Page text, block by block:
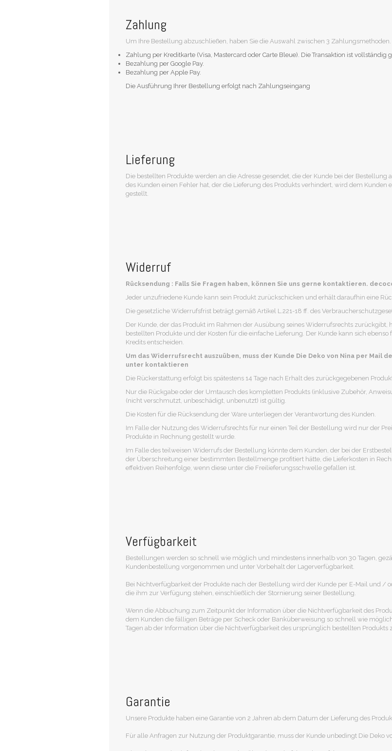
Zahlung
Um Ihre Bestellung abzuschließen, haben Sie die Auswahl zwischen 3 Zahlungsmethoden.
Zahlung per Kreditkarte (Visa, Mastercard oder Carte Bleue). Die Transaktion ist vollständig
Bezahlung per Google Pay.
Bezahlung per Apple Pay.
Die Ausführung Ihrer Bestellung erfolgt nach Zahlungseingang
Lieferung
Die bestellten Produkte werden an die Adresse gesendet, die der Kunde bei der Bestellung
des Kunden einen Fehler hat, der die Lieferung des Produkts verhindert, wird dem Kunden
gestellt.
Widerruf
Rücksendung : Falls Sie Fragen haben, können Sie uns gerne kontaktieren.
Jeder unzufriedene Kunde kann sein Produkt zurückschicken und erhält daraufhin eine
Die gesetzliche Widerrufsfrist beträgt gemäß Artikel L.221-18 ff. des
Der Kunde, der das Produkt im Rahmen der Ausübung seines Widerrufsrechts zurückgibt,
bestellten Produkte und der Kosten für die einfache Lieferung. Der Kunde kann sich
Kredits entscheiden.
Um das Widerrufsrecht auszuüben, muss der Kunde Die Deko von Nina per Mail
unter kontaktieren
Die Rückerstattung erfolgt bis spätestens 14 Tage nach Erhalt des zurückgegebenen
Nur die Rückgabe oder der Umtausch des kompletten Produkts (inklusive Zubehör,
(nicht verschmutzt, unbeschädigt, unbenutzt) ist gültig.
Die Kosten für die Rücksendung der Ware unterliegen der Verantwortung des Kunden.
Im Falle der Nutzung des Widerrufsrechts für nur einen Teil der Bestellung wird nur der
Produkte in Rechnung gestellt wurde.
Im Falle des teilweisen Widerrufs der Bestellung könnte dem Kunden, der bei der
der Überschreitung einer bestimmten Bestellmenge profitiert hätte, die Lieferkosten in
effektiven Reihenfolge, wenn diese unter die Freilieferungsschwelle gefallen ist.
Verfügbarkeit
Bestellungen werden so schnell wie möglich und mindestens innerhalb von 30 Tagen,
Kundenbestellung vorgenommen und unter Vorbehalt der Lagerverfügbarkeit.
Bei Nichtverfügbarkeit der Produkte nach der Bestellung wird der Kunde per E-Mail und /
die ihm zur Verfügung stehen, einschließlich der Stornierung seiner Bestellung.
Wenn die Abbuchung zum Zeitpunkt der Information über die Nichtverfügbarkeit des
dem Kunden die fälligen Beträge per Scheck oder Banküberweisung so schnell wie
Tagen ab der Information über die Nichtverfügbarkeit des ursprünglich bestellten Produkts
Garantie
Unsere Produkte haben eine Garantie von 2 Jahren ab dem Datum der Lieferung des
Für alle Anfragen zur Nutzung der Produktgarantie, muss der Kunde unbedingt Die Deko